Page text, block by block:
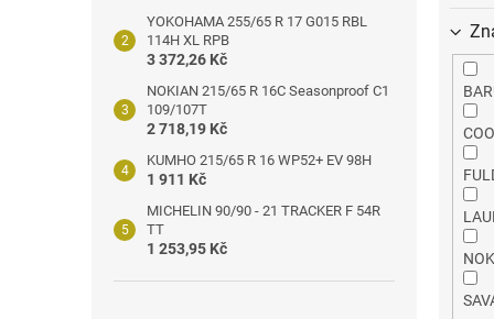
YOKOHAMA 255/65 R 17 G015 RBL
114H XL RPB
3 372,26 Kč
NOKIAN 215/65 R 16C Seasonproof C1
109/107T
2 718,19 Kč
KUMHO 215/65 R 16 WP52+ EV 98H
1 911 Kč
MICHELIN 90/90 - 21 TRACKER F 54R
TT
1 253,95 Kč